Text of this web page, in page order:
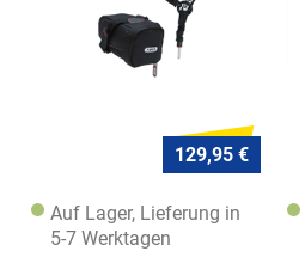
129,95 €
Auf Lager, Lieferung in
5-7 Werktagen